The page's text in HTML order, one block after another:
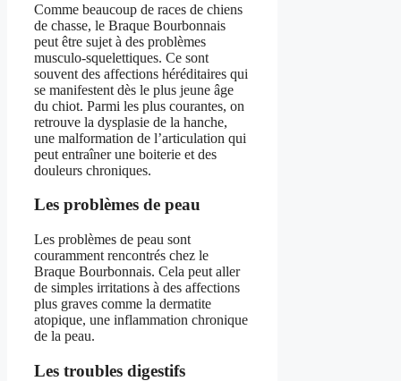
Comme beaucoup de races de chiens
de chasse, le Braque Bourbonnais
peut être sujet à des problèmes
musculo-squelettiques. Ce sont
souvent des affections héréditaires qui
se manifestent dès le plus jeune âge
du chiot. Parmi les plus courantes, on
retrouve la dysplasie de la hanche,
une malformation de l’articulation qui
peut entraîner une boiterie et des
douleurs chroniques.
Les problèmes de peau
Les problèmes de peau sont
couramment rencontrés chez le
Braque Bourbonnais. Cela peut aller
de simples irritations à des affections
plus graves comme la dermatite
atopique, une inflammation chronique
de la peau.
Les troubles digestifs